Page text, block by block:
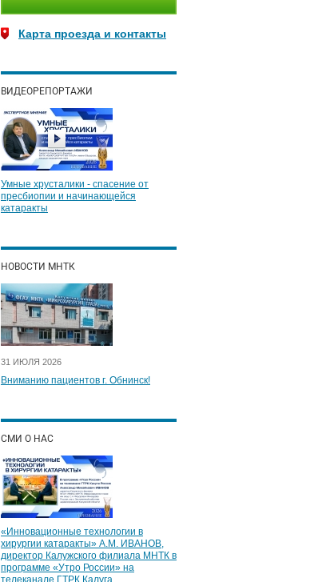
Карта проезда и контакты
ВИДЕОРЕПОРТАЖИ
Умные хрусталики - спасение от
пресбиопии и начинающейся
катаракты
НОВОСТИ МНТК
31 ИЮЛЯ 2026
Вниманию пациентов г. Обнинск!
СМИ О НАС
«Инновационные технологии в
хирургии катаракты» А.М. ИВАНОВ,
директор Калужского филиала МНТК в
программе «Утро России» на
телеканале ГТРК Калуга